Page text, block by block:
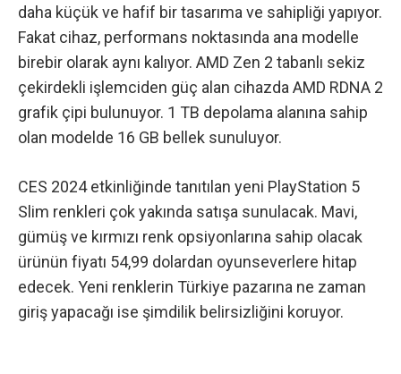
daha küçük ve hafif bir tasarıma ve sahipliği yapıyor.
Fakat cihaz, performans noktasında ana modelle
birebir olarak aynı kalıyor. AMD Zen 2 tabanlı sekiz
çekirdekli işlemciden güç alan cihazda AMD RDNA 2
grafik çipi bulunuyor. 1 TB depolama alanına sahip
olan modelde 16 GB bellek sunuluyor.
CES 2024etkinliğinde tanıtılan yeni PlayStation 5
Slim renkleri çok yakında satışa sunulacak. Mavi,
gümüş ve kırmızı renk opsiyonlarına sahip olacak
ürünün fiyatı 54,99 dolardan oyunseverlere hitap
edecek. Yeni renklerin Türkiye pazarına ne zaman
giriş yapacağı ise şimdilik belirsizliğini koruyor.